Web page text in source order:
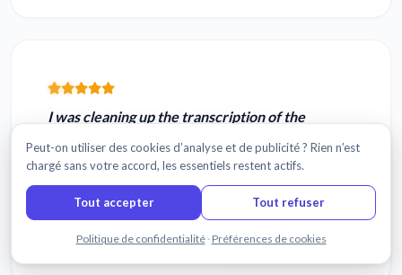
I was cleaning up the transcription of the
recording of my Brazilian client. Sonix did a
surprisingly good job.Sonix's accuracy in
transcription is great.
Laurence H.
New York, NY USA Discuter avec nous
Peut-on utiliser des cookies d’analyse et de publicité ? Rien n’est
chargé sans votre accord, les essentiels restent actifs.
Tout accepter Tout refuser
Politique de confidentialité · Préférences de cookies